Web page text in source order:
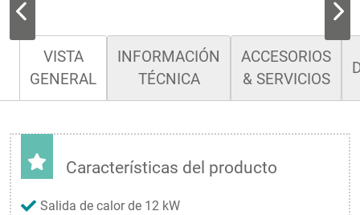
VISTA
GENERAL
INFORMACIÓN
TÉCNICA
ACCESORIOS
& SERVICIOS
Características del producto
Salida de calor de 12 kW